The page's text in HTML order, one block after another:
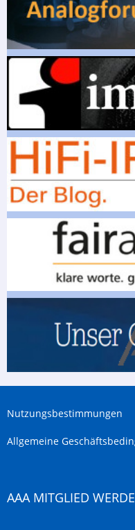
Nutzungsbestimmungen
Allgemeine
AAA MITGLIED